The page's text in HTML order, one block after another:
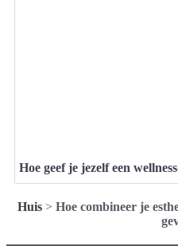
Hoe geef je jezelf een
Huis > Hoe combineer je